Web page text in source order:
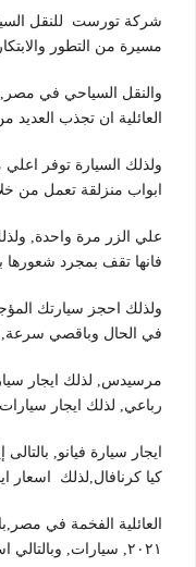
شركة تورست للنقل
مسيرة من التطور
والنقل السياحي في مصر,
العائلية ان تجذب العديد من
ولذلك السيارة توفر اعلي
ابواب منزلقة تعمل من
علي الزر مرة واحدة,
فانها تقف بمجرد شعورها
ولذلك احجز سيارتك
في الحال وباقصي سرعة,
مرسيدس, لذلك ايجار
رباعي, لذلك ايجار
ايجار سيارة فيانو,
كيا كرنافال,لذلك اسعار
العائلية الفخمة في
٢٠٢١, سيارات, وبالتالي استئجار سيارات عائلية